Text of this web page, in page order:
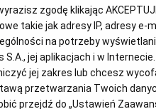
tytuł
zgodę klikając
takie jak adresy IP, adresy
na potrzeby
S.A., jej aplikacjach i w
jej zakres lub chcesz
przetwarzania Twoich
przejdź do „Ustawień